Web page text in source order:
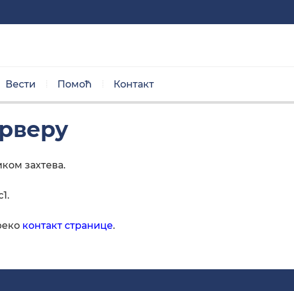
Вести Помоћ Контакт
Црно/бела тема
захтева.
контакт странице.